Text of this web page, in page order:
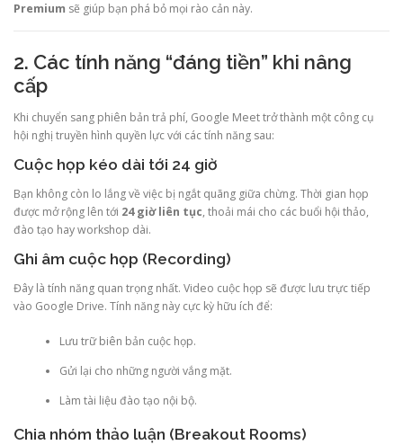
Premium sẽ giúp bạn phá bỏ mọi rào cản này.
2. Các tính năng “đáng tiền” khi nâng
cấp
Khi chuyển sang phiên bản trả phí, Google Meet trở thành một công cụ
hội nghị truyền hình quyền lực với các tính năng sau:
Cuộc họp kéo dài tới 24 giờ
Bạn không còn lo lắng về việc bị ngắt quãng giữa chừng. Thời gian họp
được mở rộng lên tới 24 giờ liên tục, thoải mái cho các buổi hội thảo,
đào tạo hay workshop dài.
Ghi âm cuộc họp (Recording)
Đây là tính năng quan trọng nhất. Video cuộc họp sẽ được lưu trực tiếp
vào Google Drive. Tính năng này cực kỳ hữu ích để:
Lưu trữ biên bản cuộc họp.
Gửi lại cho những người vắng mặt.
Làm tài liệu đào tạo nội bộ.
Chia nhóm thảo luận (Breakout Rooms)